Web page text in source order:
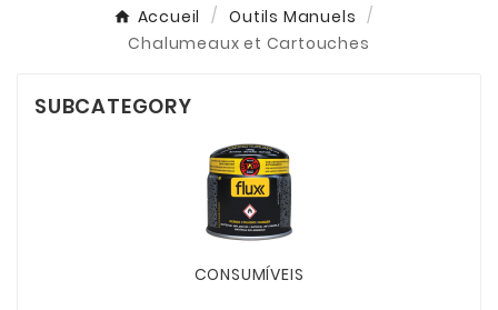
Accueil
Outils Manuels
Chalumeaux et Cartouches
SUBCATEGORY
CONSUMÍVEIS